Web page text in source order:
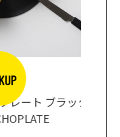
ート ブラック